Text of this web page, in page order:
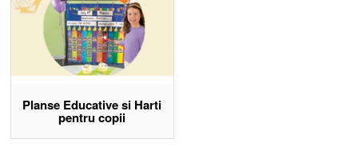
Planse Educative si Harti
pentru copii